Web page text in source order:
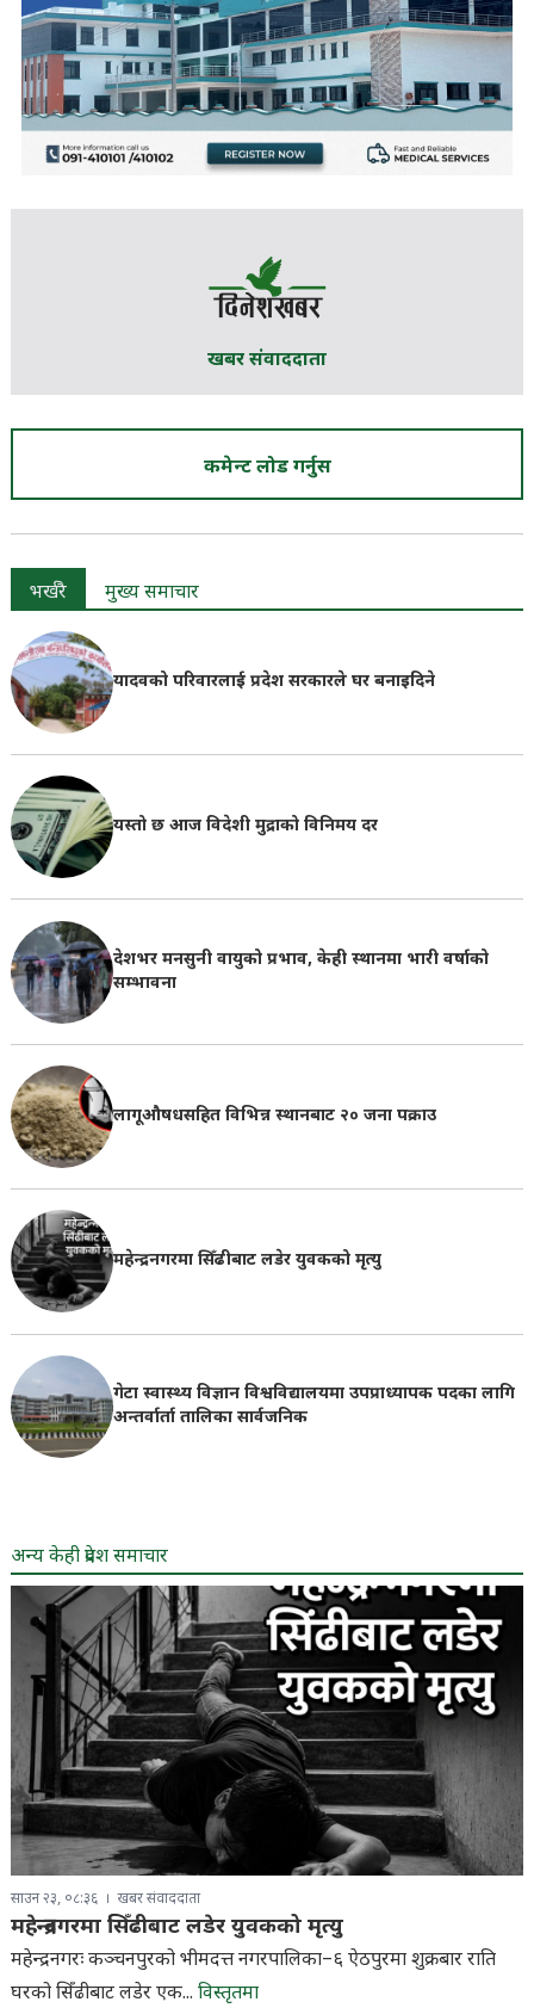
खबर संवाददाता
कमेन्ट लोड गर्नुस
भर्खरै मुख्य समाचार
यादवको परिवारलाई प्रदेश सरकारले घर बनाइदिने
यस्तो छ आज विदेशी मुद्राको विनिमय दर
देशभर मनसुनी वायुको प्रभाव, केही स्थानमा भारी वर्षाको
सम्भावना
लागूऔषधसहित विभिन्न स्थानबाट २० जना पक्राउ
महेन्द्रनगरमा सिँढीबाट लडेर युवकको मृत्यु
गेटा स्वास्थ्य विज्ञान विश्वविद्यालयमा उपप्राध्यापक पदका लागि
अन्तर्वार्ता तालिका सार्वजनिक
अन्य केही प्रदेश समाचार
साउन २३, ०८:३६ खबर संवाददाता
महेन्द्रनगरमा सिँढीबाट लडेर युवकको मृत्यु
महेन्द्रनगरः कञ्चनपुरको भीमदत्त नगरपालिका–६ ऐठपुरमा शुक्रबार राति
घरको सिँढीबाट लडेर एक... विस्तृतमा